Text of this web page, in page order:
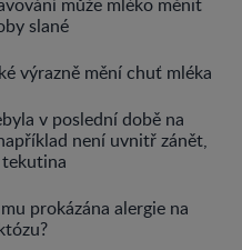
slané
výrazně mění chuť mléka
v poslední době na
není uvnitř zánět,
tekutina
prokázána alergie na